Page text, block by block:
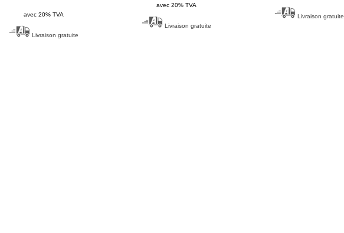
avec 20% TVA
Livraison gratuite
avec 20% TVA
Livraison gratuite
Livraison gratuite